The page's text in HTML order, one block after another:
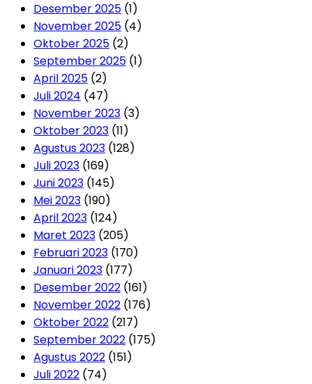
Desember 2025 (1)
November 2025 (4)
Oktober 2025 (2)
September 2025 (1)
April 2025 (2)
Juli 2024 (47)
November 2023 (3)
Oktober 2023 (11)
Agustus 2023 (128)
Juli 2023 (169)
Juni 2023 (145)
Mei 2023 (190)
April 2023 (124)
Maret 2023 (205)
Februari 2023 (170)
Januari 2023 (177)
Desember 2022 (161)
November 2022 (176)
Oktober 2022 (217)
September 2022 (175)
Agustus 2022 (151)
Juli 2022 (74)